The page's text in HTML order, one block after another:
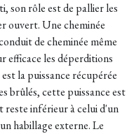
son rôle est de pallier les
ouvert. Une cheminée
de cheminée même
efficace les déperditions
la puissance récupérée
brûlés, cette puissance est
reste inférieur à celui d'un
habillage externe. Le